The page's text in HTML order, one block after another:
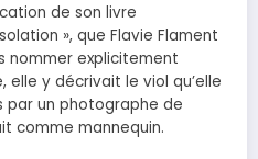
de son livre
», que Flavie Flament
nommer explicitement
elle y décrivait le viol qu’elle
par un photographe de
comme mannequin.